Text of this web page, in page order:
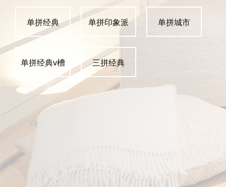
单拼经典 单拼印象派 单拼城市
单拼经典v槽 三拼经典